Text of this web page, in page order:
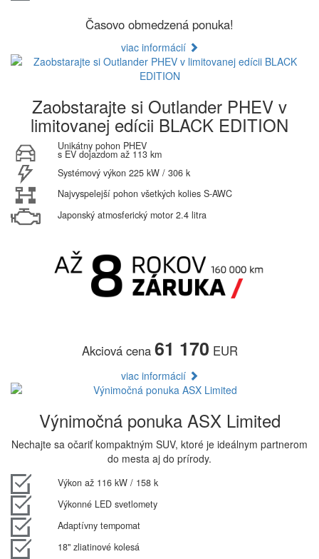
Časovo obmedzená ponuka!
viac informácií
Zaobstarajte si Outlander PHEV v
limitovanej edícii BLACK EDITION
Unikátny pohon PHEV
s EV dojazdom až 113 km
Systémový výkon 225 kW / 306 k
Najvyspelejší pohon všetkých kolies S-AWC
Japonský atmosferický motor 2.4 litra
Akciová cena 61 170 EUR
viac informácií
Výnimočná ponuka ASX Limited
Nechajte sa očariť kompaktným SUV, ktoré je ideálnym partnerom
do mesta aj do prírody.
Výkon až 116 kW / 158 k
Výkonné LED svetlomety
Adaptívny tempomat
18" zliatinové kolesá